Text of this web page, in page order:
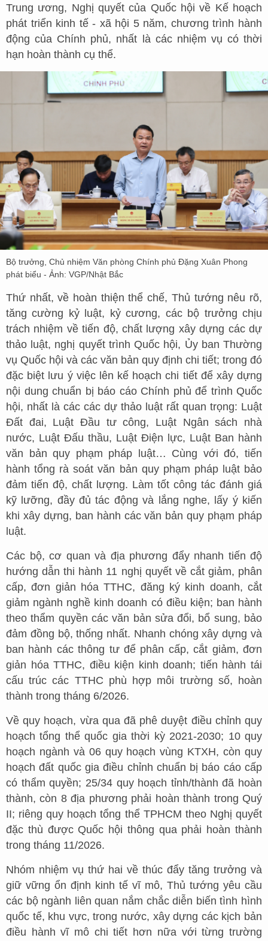
Trung ương, Nghị quyết của Quốc hội về Kế hoạch
phát triển kinh tế - xã hội 5 năm, chương trình hành
động của Chính phủ, nhất là các nhiệm vụ có thời
hạn hoàn thành cụ thể.
Bộ trưởng, Chủ nhiệm Văn phòng Chính phủ Đặng Xuân Phong
phát biểu - Ảnh: VGP/Nhật Bắc
Thứ nhất, về hoàn thiện thể chế, Thủ tướng nêu rõ,
tăng cường kỷ luật, kỷ cương, các bộ trưởng chịu
trách nhiệm về tiến độ, chất lượng xây dựng các dự
thảo luật, nghị quyết trình Quốc hội, Ủy ban Thường
vụ Quốc hội và các văn bản quy định chi tiết; trong đó
đặc biệt lưu ý việc lên kế hoạch chi tiết để xây dựng
nội dung chuẩn bị báo cáo Chính phủ để trình Quốc
hội, nhất là các các dự thảo luật rất quan trọng: Luật
Đất đai, Luật Đầu tư công, Luật Ngân sách nhà
nước, Luật Đấu thầu, Luật Điện lực, Luật Ban hành
văn bản quy phạm pháp luật… Cùng với đó, tiến
hành tổng rà soát văn bản quy phạm pháp luật bảo
đảm tiến độ, chất lượng. Làm tốt công tác đánh giá
kỹ lưỡng, đầy đủ tác động và lắng nghe, lấy ý kiến
khi xây dựng, ban hành các văn bản quy phạm pháp
luật.
Các bộ, cơ quan và địa phương đẩy nhanh tiến độ
hướng dẫn thi hành 11 nghị quyết về cắt giảm, phân
cấp, đơn giản hóa TTHC, đăng ký kinh doanh, cắt
giảm ngành nghề kinh doanh có điều kiện; ban hành
theo thẩm quyền các văn bản sửa đổi, bổ sung, bảo
đảm đồng bộ, thống nhất. Nhanh chóng xây dựng và
ban hành các thông tư để phân cấp, cắt giảm, đơn
giản hóa TTHC, điều kiện kinh doanh; tiến hành tái
cấu trúc các TTHC phù hợp môi trường số, hoàn
thành trong tháng 6/2026.
Về quy hoạch, vừa qua đã phê duyệt điều chỉnh quy
hoạch tổng thể quốc gia thời kỳ 2021-2030; 10 quy
hoạch ngành và 06 quy hoạch vùng KTXH, còn quy
hoạch đất quốc gia điều chỉnh chuẩn bị báo cáo cấp
có thẩm quyền; 25/34 quy hoạch tỉnh/thành đã hoàn
thành, còn 8 địa phương phải hoàn thành trong Quý
II; riêng quy hoạch tổng thể TPHCM theo Nghị quyết
đặc thù được Quốc hội thông qua phải hoàn thành
trong tháng 11/2026.
Nhóm nhiệm vụ thứ hai về thúc đẩy tăng trưởng và
giữ vững ổn định kinh tế vĩ mô, Thủ tướng yêu cầu
các bộ ngành liên quan nắm chắc diễn biến tình hình
quốc tế, khu vực, trong nước, xây dựng các kịch bản
điều hành vĩ mô chi tiết hơn nữa với từng trường